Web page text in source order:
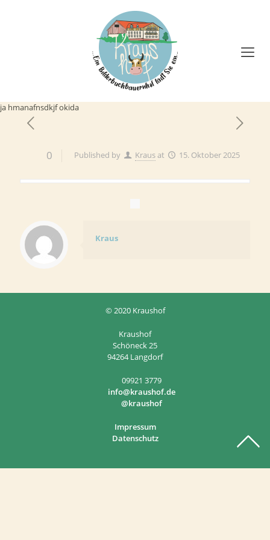
ja hmanafnsdkjf okida
0 Published by Krausat 15. Oktober 2025
Kraus
© 2020 Kraushof
Kraushof
Schöneck 25
94264 Langdorf
09921 3779
info@kraushof.de
@kraushof
Impressum
Datenschutz